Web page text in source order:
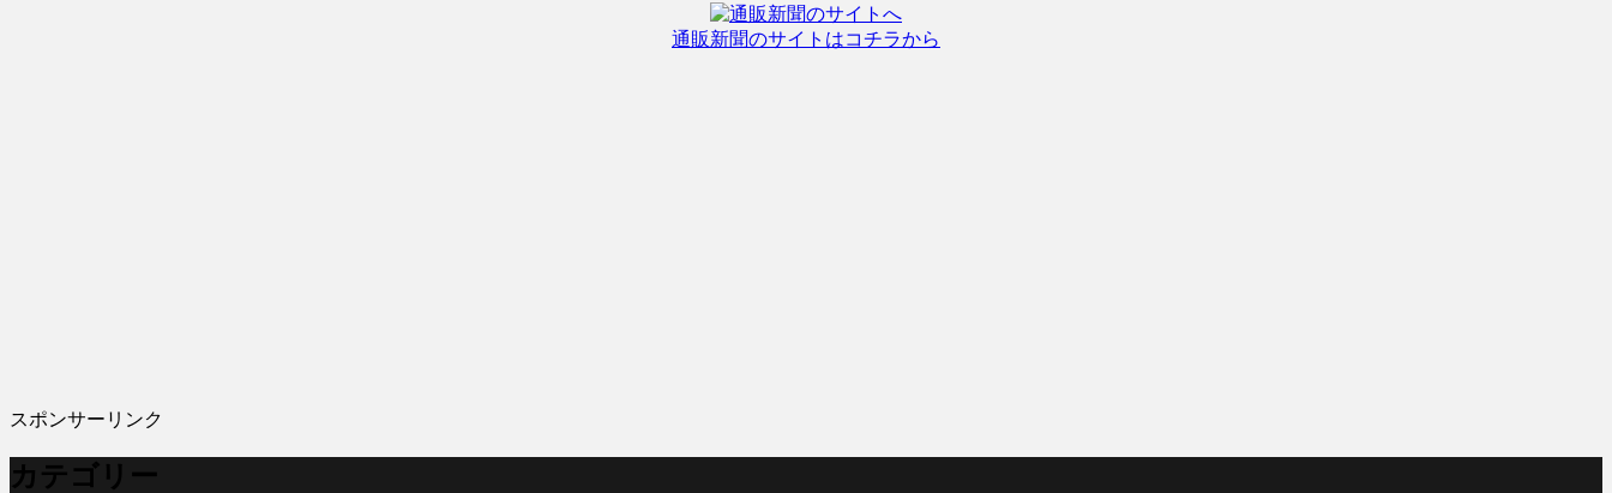
通販新聞のサイトはコチラから
スポンサーリンク
カテゴリー